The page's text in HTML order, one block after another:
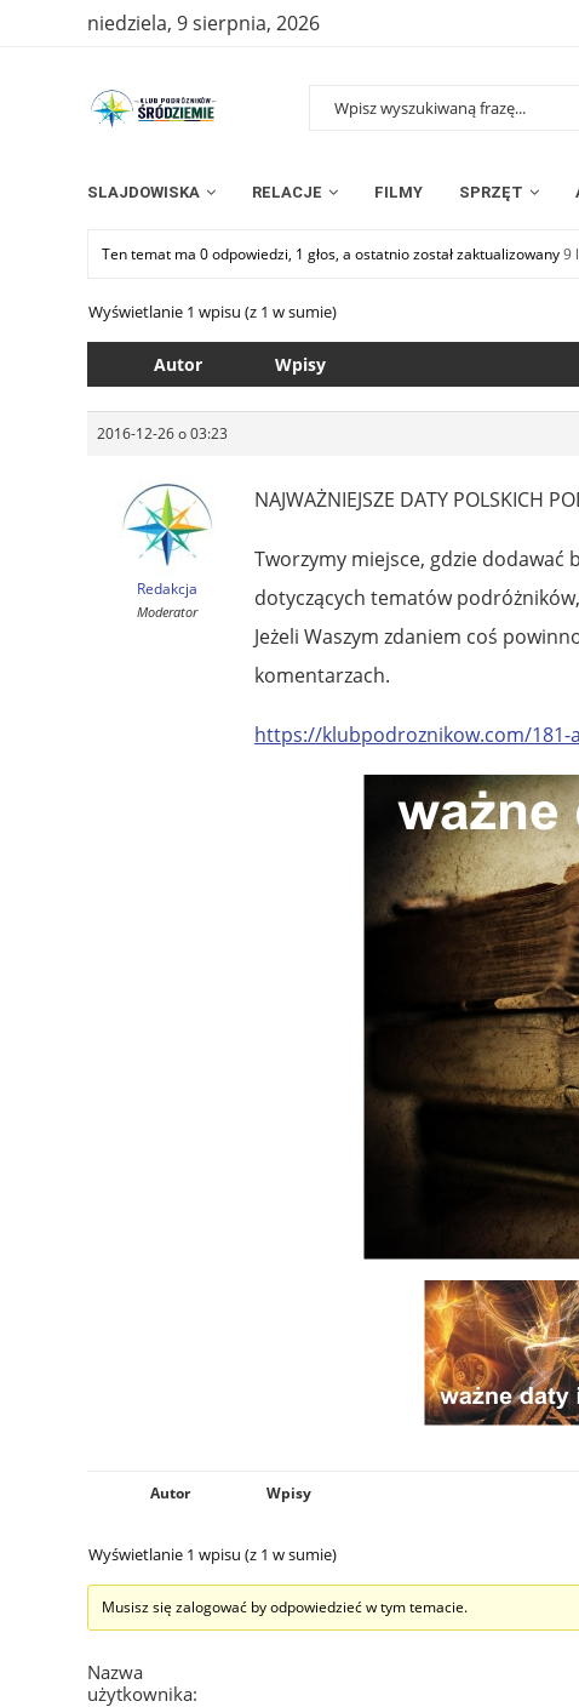
niedziela, 9 sierpnia, 2026
SLAJDOWISKA RELACJE FILMY SPRZĘT
Ten temat ma 0 odpowiedzi, 1 głos, a ostatnio został zaktualizowany9
Wyświetlanie 1 wpisu (z 1 w sumie)
Autor Wpisy
2016-12-26 o 03:23
Redakcja
Moderator
NAJWAŻNIEJSZE DATY POLSKICH
Tworzymy miejsce, gdzie dodawać
dotyczących tematów
Jeżeli Waszym zdaniem coś
komentarzach.
https://klubpodroznikow.com/181-
Autor Wpisy
Wyświetlanie 1 wpisu (z 1 w sumie)
Musisz się zalogować by odpowiedzieć w tym temacie.
Nazwa
użytkownika: